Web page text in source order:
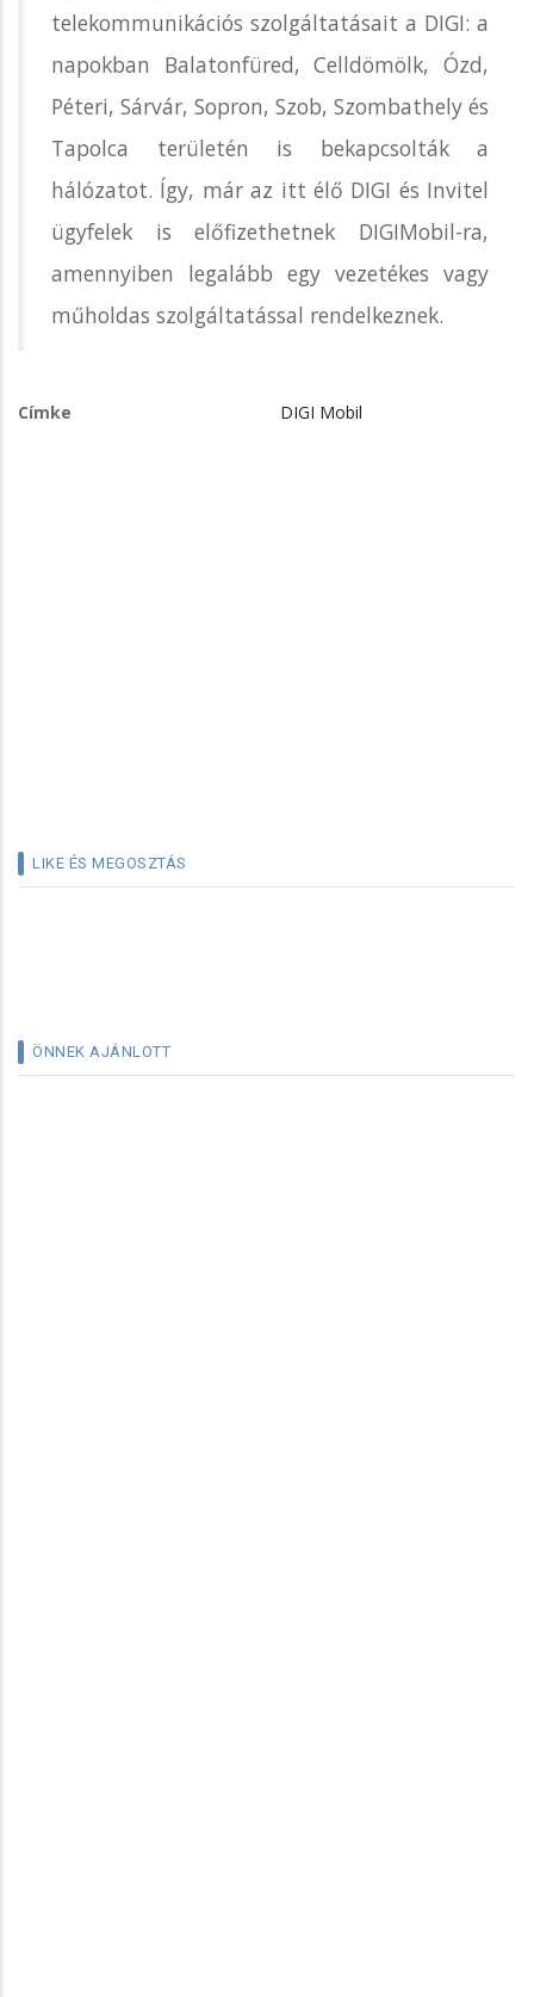
telekommunikációs szolgáltatásait a DIGI: a
napokban Balatonfüred, Celldömölk, Ózd,
Péteri, Sárvár, Sopron, Szob, Szombathely és
Tapolca területén is bekapcsolták a
hálózatot. Így, már az itt élő DIGI és Invitel
ügyfelek is előfizethetnek DIGIMobil-ra,
amennyiben legalább egy vezetékes vagy
műholdas szolgáltatással rendelkeznek.
Címke DIGI Mobil
LIKE ÉS MEGOSZTÁS
ÖNNEK AJÁNLOTT